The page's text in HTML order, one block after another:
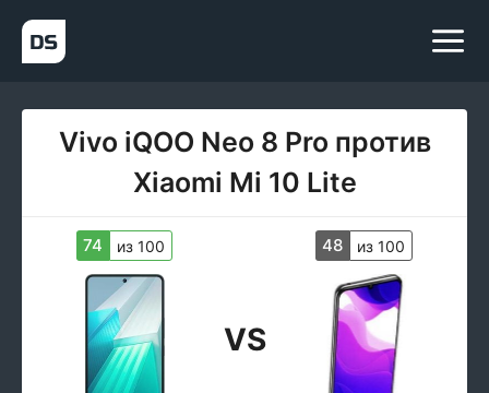
Vivo iQOO Neo 8 Pro против
Xiaomi Mi 10 Lite
74 из 100
VS
48 из 100